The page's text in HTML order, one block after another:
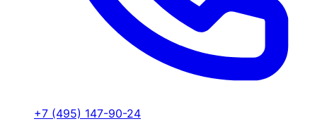
+7 (495) 147-90-24